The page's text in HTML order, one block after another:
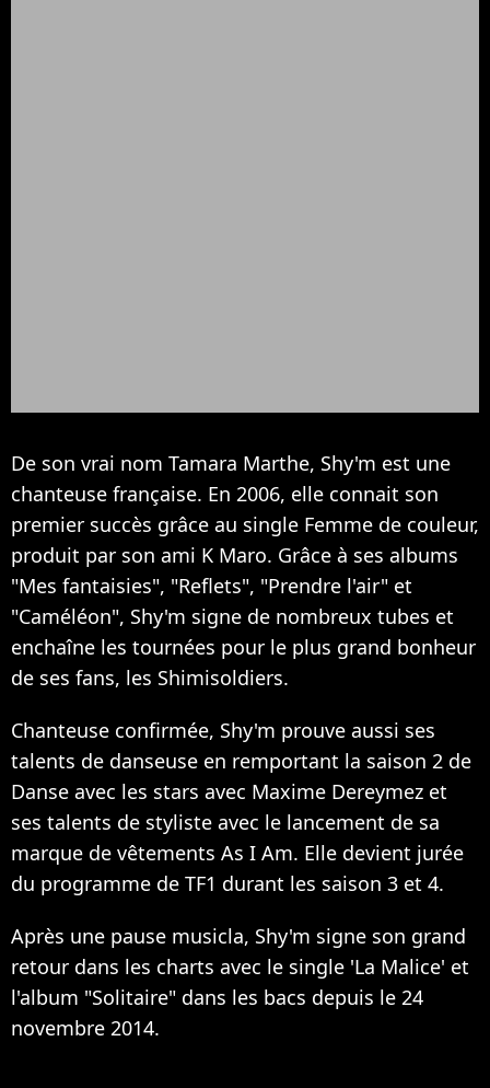
De son vrai nom Tamara Marthe, Shy'm est une
chanteuse française. En 2006, elle connait son
premier succès grâce au single Femme de couleur,
produit par son ami K Maro. Grâce à ses albums
"Mes fantaisies", "Reflets", "Prendre l'air" et
"Caméléon", Shy'm signe de nombreux tubes et
enchaîne les tournées pour le plus grand bonheur
de ses fans, les Shimisoldiers.
Chanteuse confirmée, Shy'm prouve aussi ses
talents de danseuse en remportant la saison 2 de
Danse avec les stars avec Maxime Dereymez et
ses talents de styliste avec le lancement de sa
marque de vêtements As I Am. Elle devient jurée
du programme de TF1 durant les saison 3 et 4.
Après une pause musicla, Shy'm signe son grand
retour dans les charts avec le single 'La Malice' et
l'album "Solitaire" dans les bacs depuis le 24
novembre 2014.